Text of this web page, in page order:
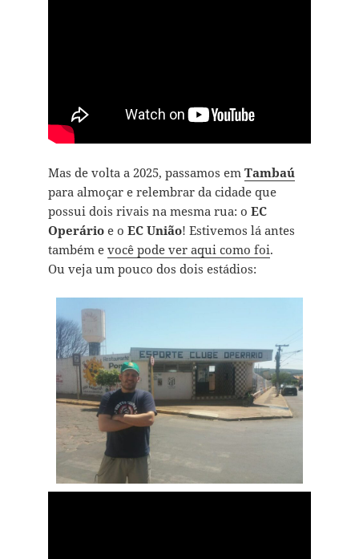
Mas de volta a 2025, passamos em Tambaú
para almoçar e relembrar da cidade que
possui dois rivais na mesma rua: o EC
Operárioe o EC União! Estivemos lá antes
também e você pode ver aqui como foi.
Ou veja um pouco dos dois estádios: